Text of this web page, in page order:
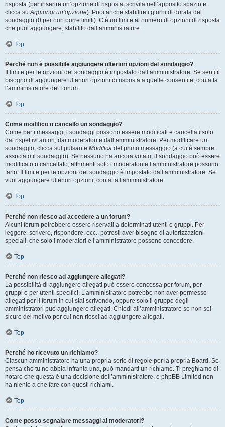
risposta (per inserire un’opzione di risposta, scrivila nell’apposito spazio e
clicca suAggiungi un’opzione). Puoi anche stabilire i giorni di durata del
sondaggio (0 per non porre limiti). C’è un limite al numero di opzioni di risposta
che puoi aggiungere, stabilito dall’amministratore.
Top
Perché non è possibile aggiungere ulteriori opzioni del sondaggio?
Il limite per le opzioni del sondaggio è impostato dall’amministratore. Se senti il
bisogno di aggiungere ulteriori opzioni di risposta a quelle consentite, contatta
l’amministratore del Forum.
Top
Come modifico o cancello un sondaggio?
Come per i messaggi, i sondaggi possono essere modificati e cancellati solo
dai rispettivi autori, dai moderatori e dall’amministratore. Per modificare un
sondaggio, clicca sul pulsante Modifica del primo messaggio (a cui è sempre
associato il sondaggio). Se nessuno ha ancora votato, il sondaggio può essere
modificato o cancellato, altrimenti solo i moderatori e l’amministratore possono
farlo. Il limite per le opzioni del sondaggio è impostato dall’amministratore. Se
vuoi aggiungere ulteriori opzioni, contatta l’amministratore.
Top
Perché non riesco ad accedere a un forum?
Alcuni forum potrebbero essere riservati a determinati utenti o gruppi. Per
leggere, scrivere, rispondere, ecc., potresti aver bisogno di autorizzazioni
speciali, che solo i moderatori e l’amministratore possono concedere.
Top
Perché non riesco ad aggiungere allegati?
La possibilità di aggiungere allegati può essere concessa per forum, per
gruppi o per utenti specifici. L’amministratore potrebbe non aver permesso
allegati per il forum in cui stai scrivendo, oppure solo il gruppo degli
amministratori può aggiungere allegati. Chiedi all’amministratore se non sei
sicuro del motivo per cui non riesci ad aggiungere allegati.
Top
Perché ho ricevuto un richiamo?
Ciascun amministratore ha una propria serie di regole per la propria Board. Se
pensa che tu ne abbia infranta una, può mandarti un richiamo. Ti preghiamo di
notare che questa è una decisione dell’amministratore, e phpBB Limited non
ha niente a che fare con questi richiami.
Top
Come posso segnalare messaggi ai moderatori?